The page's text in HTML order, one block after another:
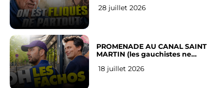
Français
28 juillet 2026
PROMENADE AU CANAL SAINT
MARTIN (les gauchistes ne
18 juillet 2026